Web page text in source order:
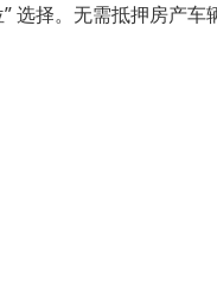
选择。无需抵押房产车